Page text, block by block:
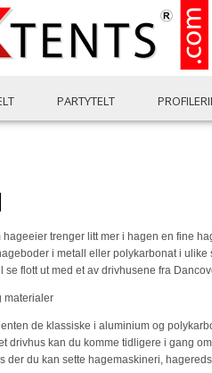
PARTYTELT
hageeier trenger litt mer i hagen en fine
i metall eller polykarbonat i
se flott ut med et av drivhusene fra
materialer
de klassiske i aluminium og
drivhus kan du komme tidligere i gang
der du kan sette hagemaskineri,